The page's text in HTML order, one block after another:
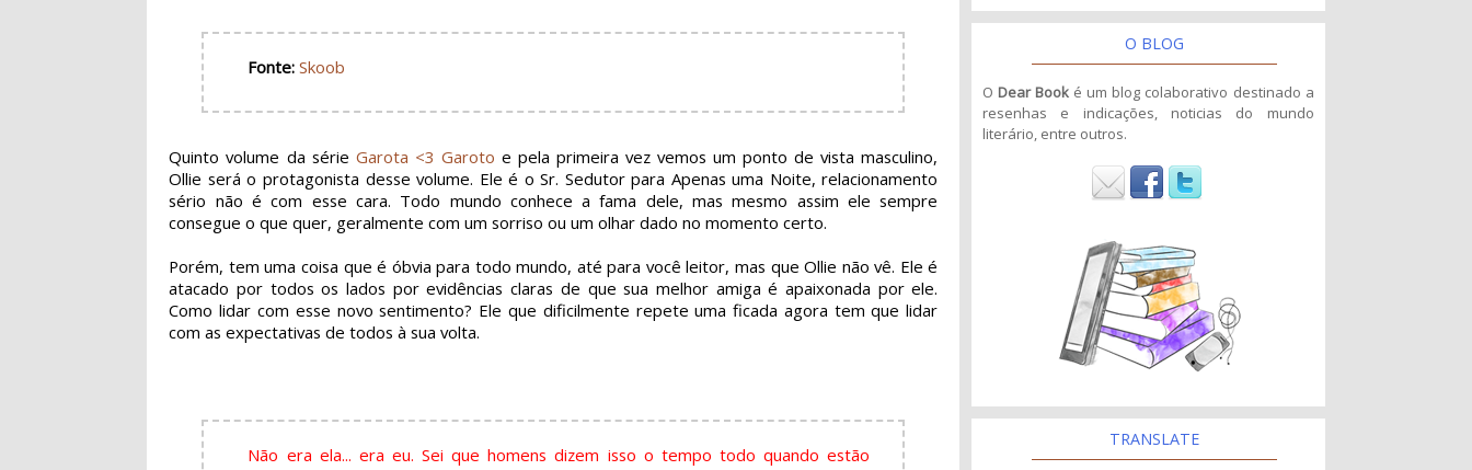
Fonte: Skoob
Quinto volume da série Garota <3 Garoto e pela primeira vez vemos um ponto de vista masculino,
Ollie será o protagonista desse volume. Ele é o Sr. Sedutor para Apenas uma Noite, relacionamento
sério não é com esse cara. Todo mundo conhece a fama dele, mas mesmo assim ele sempre
consegue o que quer, geralmente com um sorriso ou um olhar dado no momento certo.
Porém, tem uma coisa que é óbvia para todo mundo, até para você leitor, mas que Ollie não vê. Ele é
atacado por todos os lados por evidências claras de que sua melhor amiga é apaixonada por ele.
Como lidar com esse novo sentimento? Ele que dificilmente repete uma ficada agora tem que lidar
com as expectativas de todos à sua volta.
Não era ela... era eu. Sei que homens dizem isso o tempo todo quando estão
O BLOG
O Dear Book é um blog colaborativo destinado a
resenhas e indicações, noticias do mundo
literário, entre outros.
TRANSLATE